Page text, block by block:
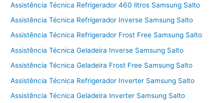
Assistência Técnica Refrigerador 460 litros Samsung Salto
Assistência Técnica Refrigerador Inverse Samsung Salto
Assistência Técnica Refrigerador Frost Free Samsung Salto
Assistência Técnica Geladeira Inverse Samsung Salto
Assistência Técnica Geladeira Frost Free Samsung Salto
Assistência Técnica Refrigerador Inverter Samsung Salto
Assistência Técnica Geladeira Inverter Samsung Salto